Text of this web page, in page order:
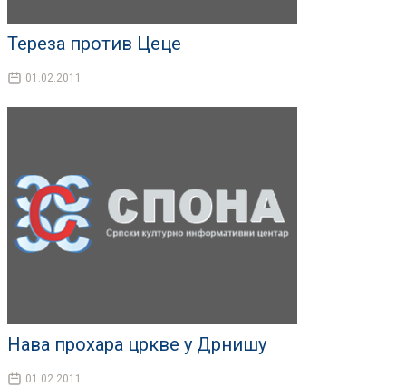
Тереза против Цеце
01.02.2011
Нава прохара цркве у Дрнишу
01.02.2011